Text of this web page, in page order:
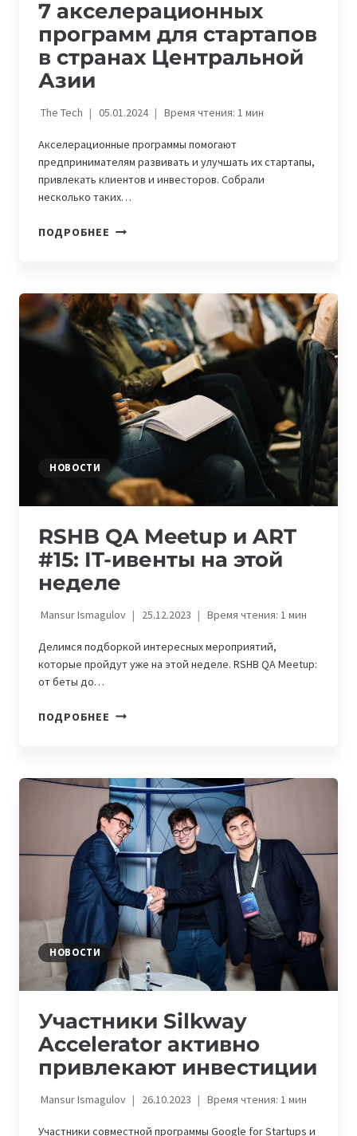
7 акселерационных
программ для стартапов
в странах Центральной
Азии
The Tech 05.01.2024 Время чтения: 1мин
Акселерационные программы помогают
предпринимателям развивать и улучшать их стартапы,
привлекать клиентов и инвесторов. Собрали
несколько таких…
ПОДРОБНЕЕ 7
СТАРТАПОВ
В
СТРАНАХ
ЦЕНТРАЛЬНОЙ
АЗИИ
НОВОСТИ
RSHB QA Meetup и ART
#15: IT-ивенты на этой
неделе
Mansur Ismagulov 25.12.2023 Время чтения: 1мин
Делимся подборкой интересных мероприятий,
которые пройдут уже на этой неделе. RSHB QA Meetup:
от беты до…
ПОДРОБНЕЕ RSHB
ART
#15:
IT-
ИВЕНТЫ
НА
ЭТОЙ
НЕДЕЛЕ
НОВОСТИ
Участники Silkway
Accelerator активно
привлекают инвестиции
Mansur Ismagulov 26.10.2023 Время чтения: 1мин
Участники совместной программы Google for Startups и